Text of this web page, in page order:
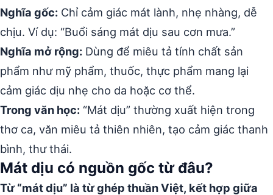
Nghĩa gốc: Chỉ cảm giác mát lành, nhẹ nhàng, dễ
chịu. Ví dụ: “Buổi sáng mát dịu sau cơn mưa.”
Nghĩa mở rộng: Dùng để miêu tả tính chất sản
phẩm như mỹ phẩm, thuốc, thực phẩm mang lại
cảm giác dịu nhẹ cho da hoặc cơ thể.
Trong văn học: “Mát dịu” thường xuất hiện trong
thơ ca, văn miêu tả thiên nhiên, tạo cảm giác thanh
bình, thư thái.
Mát dịu có nguồn gốc từ đâu?
Từ “mát dịu” là từ ghép thuần Việt, kết hợp giữa